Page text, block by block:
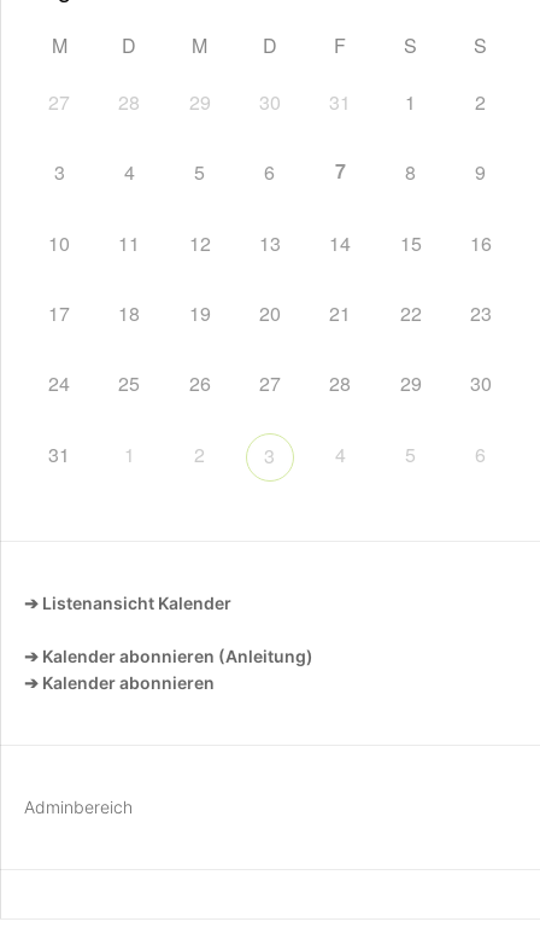
M D M D F S S
27 28 29 30 31 1 2
3 4 5 6 7 8 9
10 11 12 13 14 15 16
17 18 19 20 21 22 23
24 25 26 27 28 29 30
31 1 2 3 4 5 6
➔ Listenansicht Kalender
➔ Kalender abonnieren (Anleitung)
➔ Kalender abonnieren
Adminbereich